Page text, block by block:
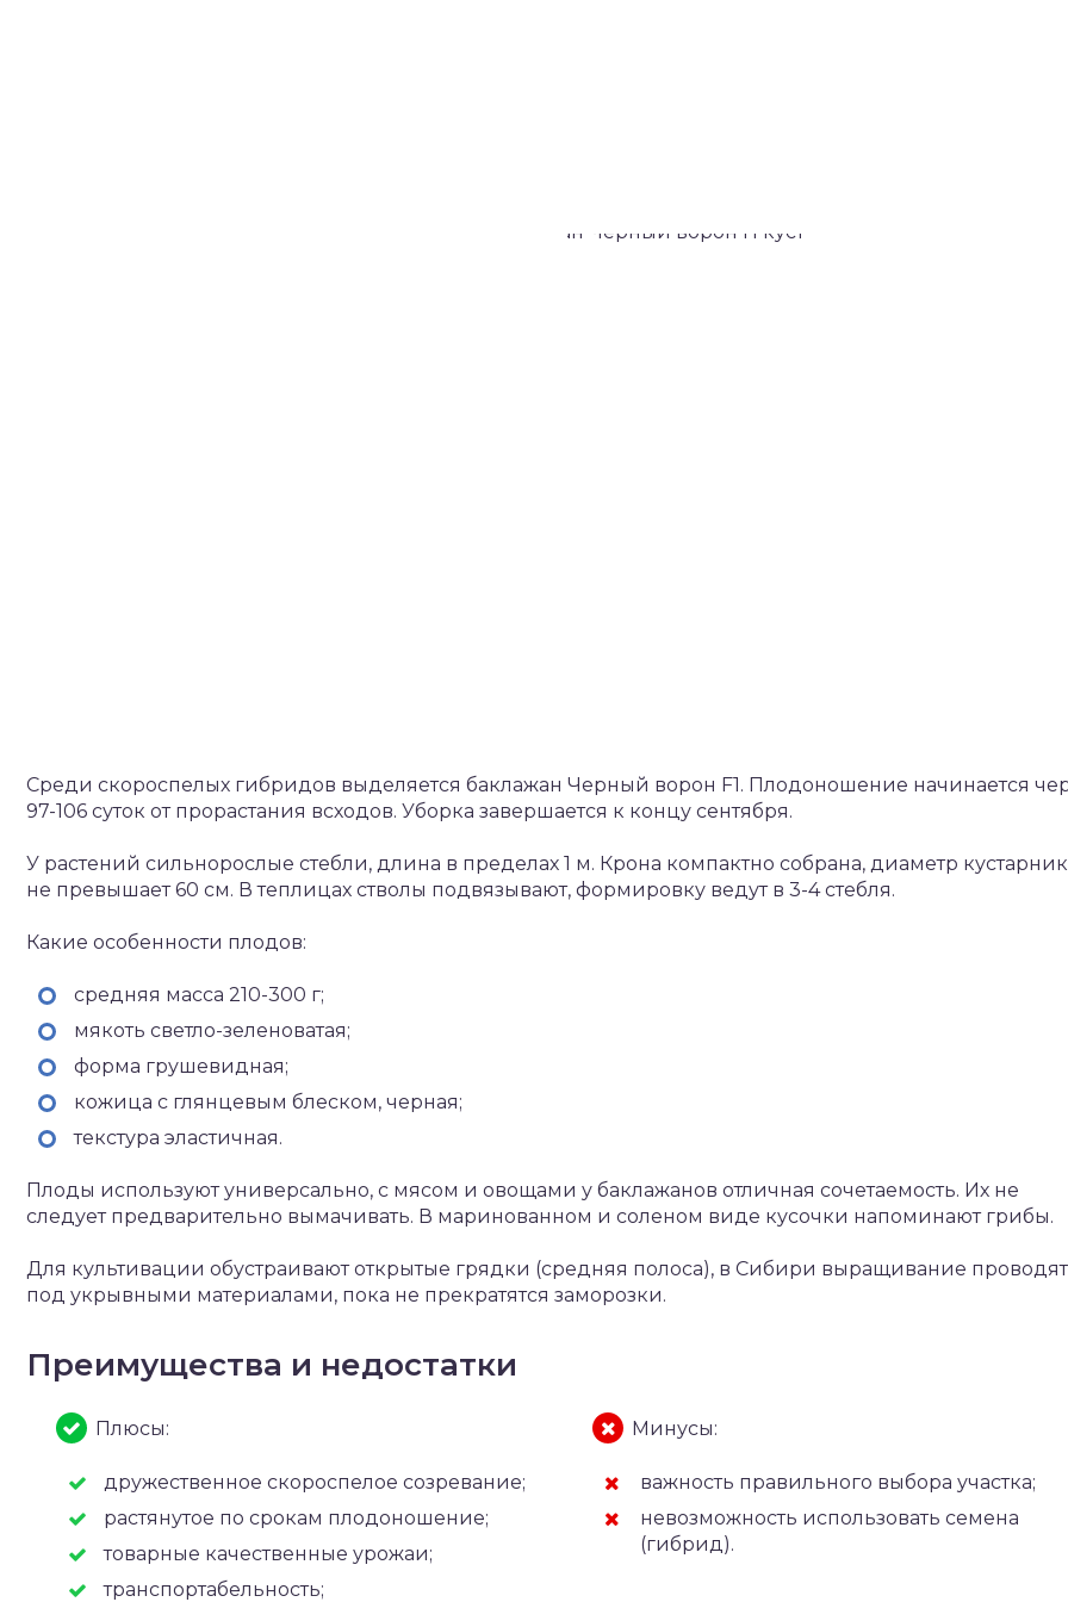
Среди скороспелых гибридов выделяется баклажан Черный ворон F1. Плодоношение начинается
97-106 суток от прорастания всходов. Уборка завершается к концу сентября.
У растений сильнорослые стебли, длина в пределах 1 м. Крона компактно собрана, диаметр
не превышает 60 см. В теплицах стволы подвязывают, формировку ведут в 3-4 стебля.
Какие особенности плодов:
средняя масса 210-300 г;
мякоть светло-зеленоватая;
форма грушевидная;
кожица с глянцевым блеском, черная;
текстура эластичная.
Плоды используют универсально, с мясом и овощами у баклажанов отличная сочетаемость. Их не
следует предварительно вымачивать. В маринованном и соленом виде кусочки напоминают грибы.
Для культивации обустраивают открытые грядки (средняя полоса), в Сибири выращивание проводят
под укрывными материалами, пока не прекратятся заморозки.
Преимущества и недостатки
Плюсы:
дружественное скороспелое созревание;
растянутое по срокам плодоношение;
товарные качественные урожаи;
транспортабельность;
Минусы:
важность правильного выбора участка;
невозможность использовать семена
(гибрид).